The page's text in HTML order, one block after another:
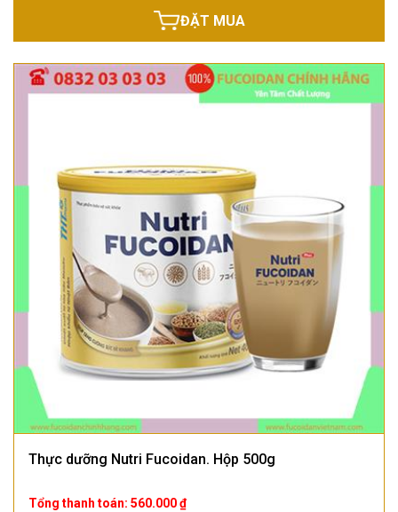
ĐẶT MUA
Thực dưỡng Nutri Fucoidan. Hộp 500g
Tổng thanh toán: 560.000 ₫